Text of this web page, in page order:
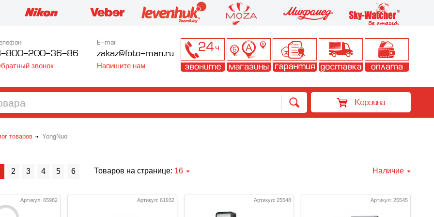
800-200-36-86
звонок
E-mail
zakaz@foto-man.ru
Напишите нам
Корзина
товаров YongNuo
2 3 4 5 6 Товаров на странице: 16 Наличие
Артикул: 65982 Артикул: 61932 Артикул: 25548 Артикул: 25545